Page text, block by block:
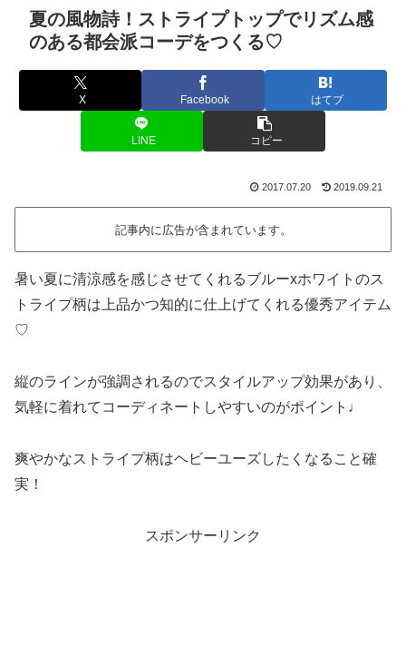
夏の風物詩！ストライプトップでリズム感
のある都会派コーデをつくる♡
X Facebook はてブ
LINE コピー
2017.07.20 2019.09.21
記事内に広告が含まれています。
暑い夏に清涼感を感じさせてくれるブルーxホワイトのス
トライプ柄は上品かつ知的に仕上げてくれる優秀アイテム
♡
縦のラインが強調されるのでスタイルアップ効果があり、
気軽に着れてコーディネートしやすいのがポイント♩
爽やかなストライプ柄はヘビーユーズしたくなること確
実！
スポンサーリンク